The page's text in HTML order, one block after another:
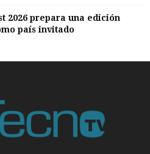
2026 prepara una edición
país invitado